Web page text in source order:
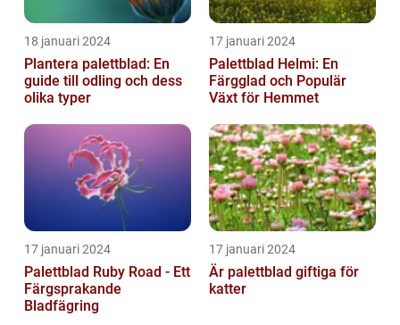
18 januari 2024
Plantera palettblad: En
guide till odling och dess
olika typer
17 januari 2024
Palettblad Helmi: En
Färgglad och Populär
Växt för Hemmet
17 januari 2024
Palettblad Ruby Road - Ett
Färgsprakande
Bladfägring
17 januari 2024
Är palettblad giftiga för
katter